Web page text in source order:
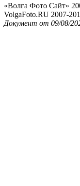
«Волга Фото Сайт»
VolgaFoto.RU 2007-
Документ от 09/08/